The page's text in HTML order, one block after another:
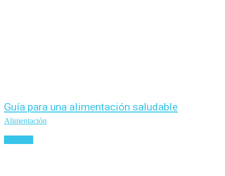
Guía para una alimentación saludable
Alimentación